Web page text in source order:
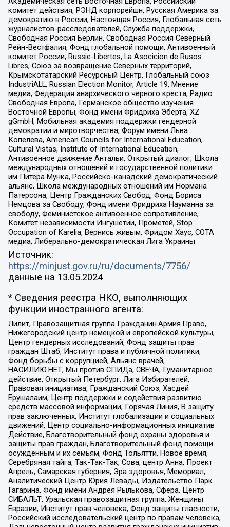
комитет действия, РЭНД корпорейшн, Русская Америка за
демократию в России, Настоящая Россия, Глобальная сеть
журналистов-расследователей, Служба поддержки,
Свободная Россия Берлин, Свободная Россия Северный
Рейн-Вестфалия, Фонд глобальной помощи, Антивоенный
комитет России, Russie-Libertes, La Asocicion de Rusos
Libres, Союз за возвращение Северных территорий,
Крымскотатарский Ресурсный Центр, Глобальный союз
IndustriALL, Russian Election Monitor, Article 19, Мнение
медиа, Федерация анархического черного креста, Радио
Свободная Европа, Германское общество изучения
Восточной Европы, Фонд имени Фридриха Эберта, XZ
gGmbH, Мобильная академия поддержки гендерной
демократии и миротворчества, Форум имени Льва
Копелева, American Councils for International Education,
Cultural Vistas, Institute of International Education,
Антивоенное движение Антальи, Открытый диалог, Школа
международных отношений и государственной политики
им Питера Мунка, Российско-канадский демократический
альянс, Школа международных отношений им Нормана
Патерсона, Центр Гражданских Свобод, Фонд Бориса
Немцова за Свободу, Фонд имени Фридриха Науманна за
свободу, Феминистское антивоенное сопротивление,
Комитет независимости Ингушетии, Прометей, Stop
Occupation of Karelia, Вернись живым, Фридом Хаус, СОТА
медиа, Либерально-демократическая Лига Украины
Источник:
https://minjust.gov.ru/ru/documents/7756/
данные на 13.05.2024
* Сведения реестра НКО, выполняющих
функции иностранного агента:
Лилит, Правозащитная группа Гражданин.Армия.Право,
Нижегородский центр немецкой и европейской культуры,
Центр гендерных исследований, Фонд защиты прав
граждан Штаб, Институт права и публичной политики,
Фонд борьбы с коррупцией, Альянс врачей,
НАСИЛИЮ.НЕТ, Мы против СПИДа, СВЕЧА, Гуманитарное
действие, Открытый Петербург, Лига Избирателей,
Правовая инициатива, Гражданский Союз, Хасдей
Ерушалаим, Центр поддержки и содействия развитию
средств массовой информации, Горячая Линия, В защиту
прав заключенных, Институт глобализации и социальных
движений, Центр социально-информационных инициатив
Действие, Благотворительный фонд охраны здоровья и
защиты прав граждан, Благотворительный фонд помощи
осужденным и их семьям, Фонд Тольятти, Новое время,
Серебряная тайга, Так-Так-Так, Сова, центр Анна, Проект
Апрель, Самарская губерния, Эра здоровья, Мемориал,
Аналитический Центр Юрия Левады, Издательство Парк
Гагарина, Фонд имени Андрея Рылькова, Сфера, Центр
СИБАЛЬТ, Уральская правозащитная группа, Женщины
Евразии, Институт прав человека, Фонд защиты гласности,
Российский исследовательский центр по правам человека,